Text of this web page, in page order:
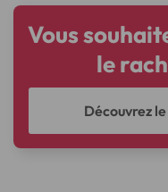
Vous
le
Découvrez